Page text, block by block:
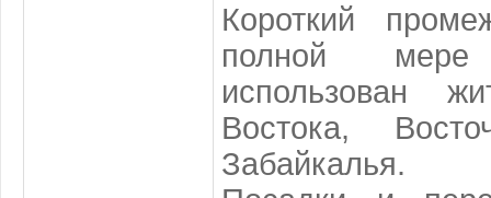
Короткий
полной
использован
Востока,
Забайкалья.